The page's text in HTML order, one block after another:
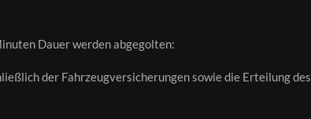
Dauer werden abgegolten:
der Fahrzeugversicherungen sowie die Erteilung des